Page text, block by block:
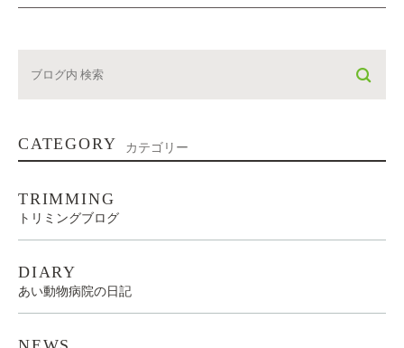
CATEGORY カテゴリー
TRIMMING
トリミングブログ
DIARY
あい動物病院の日記